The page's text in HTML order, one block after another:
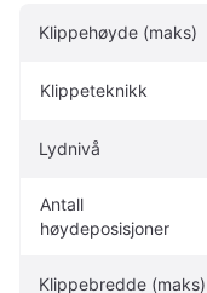
Klippehøyde (maks)
Klippeteknikk
Lydnivå
Antall
høydeposisjoner
Klippebredde (maks)